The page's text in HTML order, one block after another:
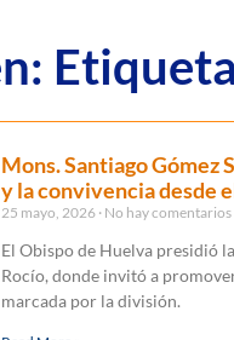
Mons. Santiago Gómez
y la convivencia desde
25 mayo, 2026 No hay comentarios
El Obispo de Huelva presidió
Rocío, donde invitó a
marcada por la división.